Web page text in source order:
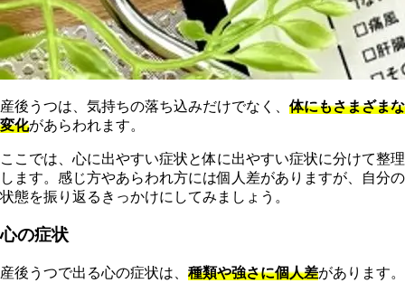
産後うつは、気持ちの落ち込みだけでなく、 体にもさまざまな
変化があらわれます。
ここでは、心に出やすい症状と体に出やすい症状に分けて整理
します。感じ方やあらわれ方には個人差がありますが、自分の
状態を振り返るきっかけにしてみましょう。
心の症状
産後うつで出る心の症状は、 種類や強さに個人差があります。